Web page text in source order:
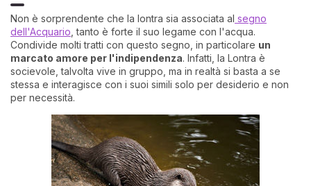
Non è sorprendente che la lontra sia associata al segno
dell'Acquario , tanto è forte il suo legame con l'acqua.
Condivide molti tratti con questo segno, in particolare un
marcato amore per l'indipendenza. Infatti, la Lontra è
socievole, talvolta vive in gruppo, ma in realtà si basta a se
stessa e interagisce con i suoi simili solo per desiderio e non
per necessità.